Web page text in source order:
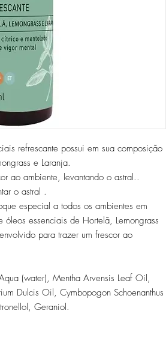
refrescante possui em sua composição
e Laranja.
ao ambiente, levantando o astral..
o astral .
especial a todos os ambientes em
essenciais de Hortelã, Lemongrass
para trazer um frescor ao
(water), Mentha Arvensis Leaf Oil,
Dulcis Oil, Cymbopogon Schoenanthus
Geraniol.